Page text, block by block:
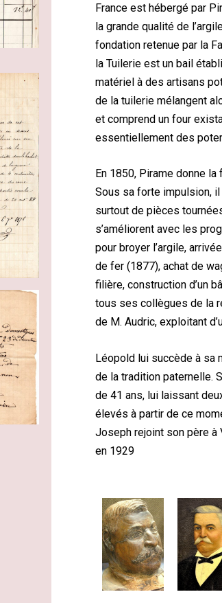
France est hébergé par
la grande qualité de
fondation retenue par la
la Tuilerie est un bail
matériel à des artisans
de la tuilerie mélangent
et comprend un four
essentiellement des
En 1850, Pirame donne
Sous sa forte impulsion,
surtout de pièces
s’améliorent avec les
pour broyer l’argile,
de fer (1877), achat de
filière, construction d’un
tous ses collègues de la
de M. Audric, exploitant
Léopold lui succède à sa
de la tradition paternelle.
de 41 ans, lui laissant
élevés à partir de ce
Joseph rejoint son père à
en 1929